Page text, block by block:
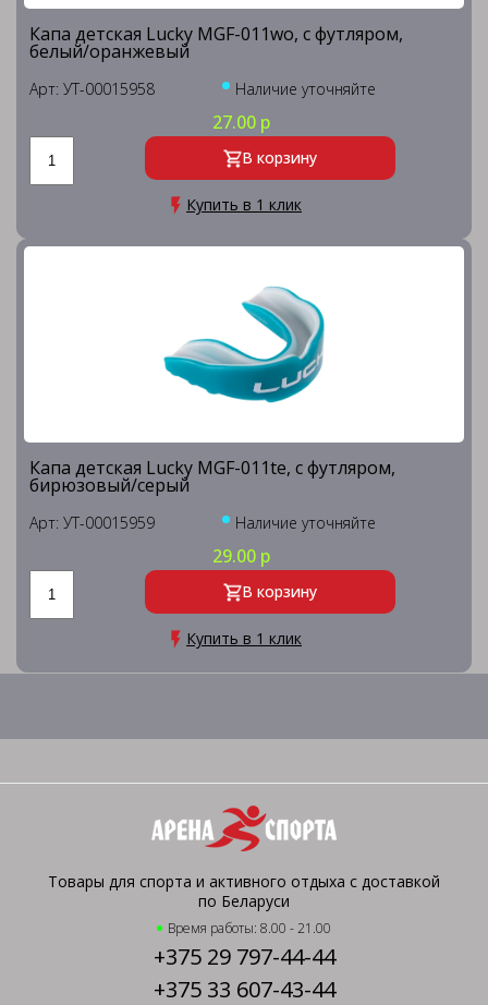
Капа детская Lucky MGF-011wo, с футляром,
белый/оранжевый
Арт: УТ-00015958 Наличие уточняйте
27.00 р
В корзину
Купить в 1 клик
Капа детская Lucky MGF-011te, с футляром,
бирюзовый/серый
Арт: УТ-00015959 Наличие уточняйте
29.00 р
В корзину
Купить в 1 клик
Товары для спорта и активного отдыха с доставкой
по Беларуси
Время работы: 8.00 - 21.00
+375 29 797-44-44
+375 33 607-43-44